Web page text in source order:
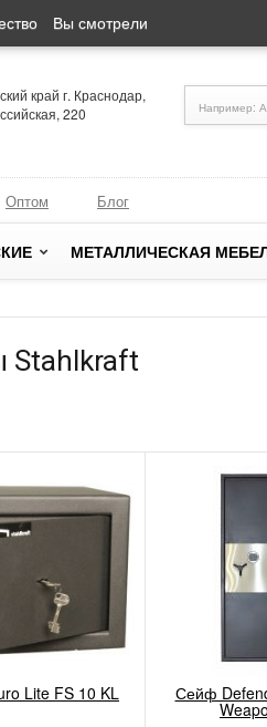
Вы смотрели
край г. Краснодар,
220
Оптом Блог
МЕТАЛЛИЧЕСКАЯ
Stahlkraft
Lite FS 10 KL Сейф